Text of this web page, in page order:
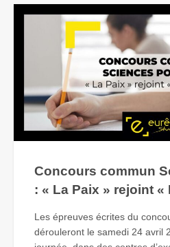
Concours commun
: « La Paix » rejoint «
Les épreuves écrites du
dérouleront le samedi 24 avril